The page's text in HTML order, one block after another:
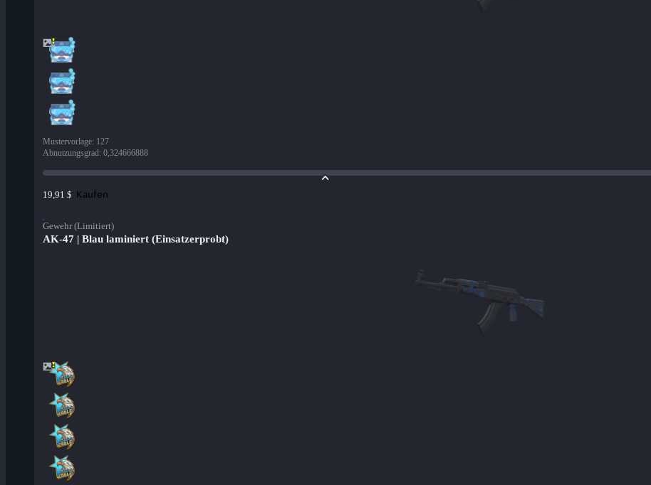
Mustervorlage: 127
Abnutzungsgrad: 0,324666888
19,91 $ Kaufen
Gewehr (Limitiert)
AK-47 | Blau laminiert (Einsatzerprobt)